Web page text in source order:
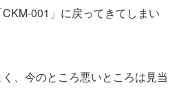
001」に戻ってきてしまい
、今のところ悪いところは見当